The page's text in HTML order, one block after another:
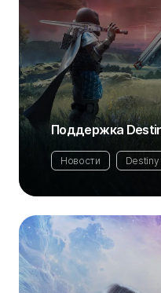
Поддержка
Новости Destiny